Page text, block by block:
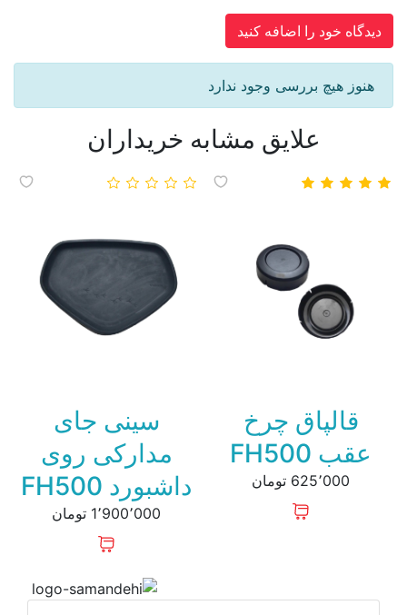
دیدگاه خود را اضافه کنید
هنوز هیچ بررسی وجود ندارد
علایق مشابه خریداران
قالپاق چرخ
عقب FH500
625٬000 تومان
سینی جای
مدارکی روی
داشبورد FH500
1٬900٬000 تومان